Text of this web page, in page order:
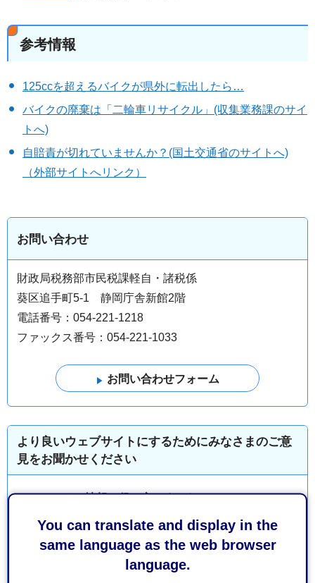
You can translate and display in the
same language as the web browser
language.
参考情報
125ccを超えるバイクが県外に転出したら…
バイクの廃棄は「二輪車リサイクル」(収集業務課のサイ
トへ)
自賠責が切れていませんか？(国土交通省のサイトへ)
（外部サイトへリンク）
お問い合わせ
財政局税務部市民税課軽自・諸税係
葵区追手町5-1 静岡庁舎新館2階
電話番号：054-221-1218
ファックス番号：054-221-1033
より良いウェブサイトにするためにみなさまのご意
見をお聞かせください
このページの情報は役に立ちましたか？
1：役に立った
2：ふつう
3：役に立たなかった
このページの情報は見つけやすかったですか？